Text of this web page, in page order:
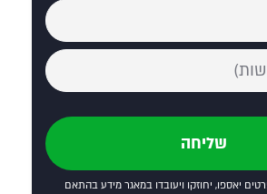
יאספו, יחוזקו ויעובדו במאגר מידע בהתאם
שליחה